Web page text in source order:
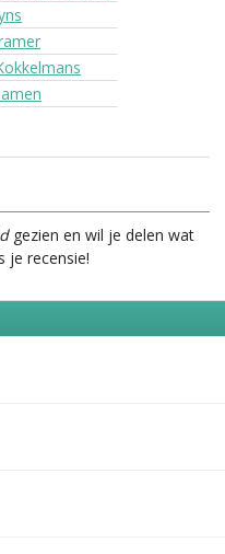
gezien en wil je delen wat
je recensie!